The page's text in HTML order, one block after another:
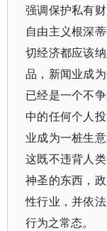
强调保护私有
自由主义根深
切经济都应该
品，新闻业成
已经是一个不
中的任何个人
业成为一桩生
这既不违背人
神圣的东西，
性行业，并依
行为之常态。